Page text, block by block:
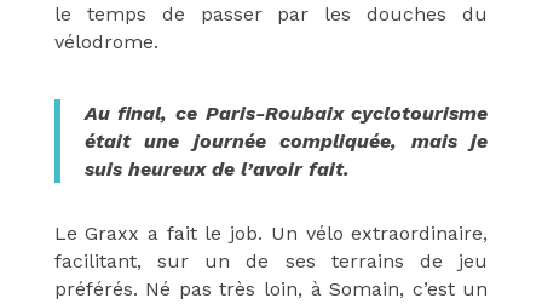
le temps de passer par les douches du
vélodrome.
Au final, ce Paris-Roubaix cyclotourisme
était une journée compliquée, mais je
suis heureux de l’avoir fait.
Le Graxx a fait le job. Un vélo extraordinaire,
facilitant, sur un de ses terrains de jeu
préférés. Né pas très loin, à Somain, c’est un